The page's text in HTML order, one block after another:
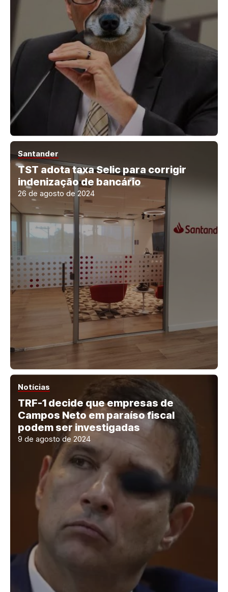
Santander
TST adota taxa Selic para corrigir
indenização de bancário
26 de agosto de 2024
Notícias
TRF-1 decide que empresas de
Campos Neto em paraíso fiscal
podem ser investigadas
9 de agosto de 2024